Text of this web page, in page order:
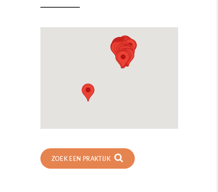
ZOEK EEN PRAKTIJK